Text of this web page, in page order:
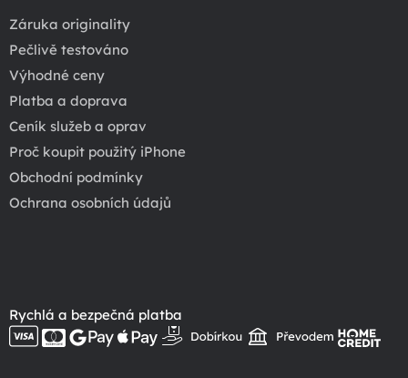
Záruka originality
Pečlivě testováno
Výhodné ceny
Platba a doprava
Ceník služeb a oprav
Proč koupit použitý iPhone
Obchodní podmínky
Ochrana osobních údajů
Rychlá a bezpečná platba